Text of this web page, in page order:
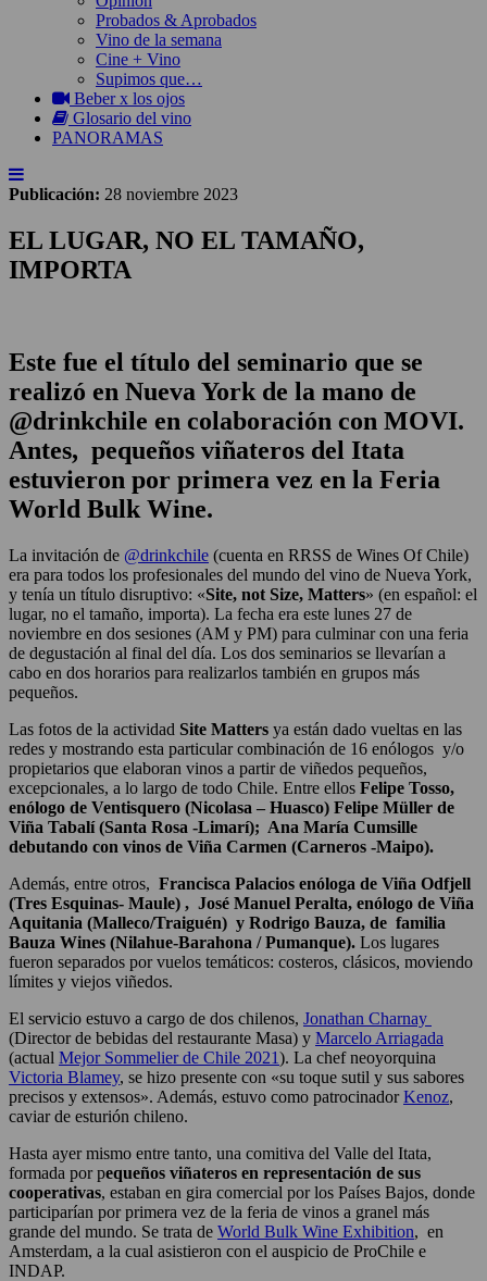
Probados & Aprobados
Vino de la semana
Cine + Vino
Supimos que…
Beber x los ojos
Glosario del vino
PANORAMAS
Publicación: 28 noviembre 2023
EL LUGAR, NO EL TAMAÑO,
IMPORTA
Este fue el título del seminario que se
realizó en Nueva York de la mano de
@drinkchile en colaboración con MOVI.
Antes, pequeños viñateros del Itata
estuvieron por primera vez en la Feria
World Bulk Wine.
La invitación de @drinkchile (cuenta en RRSS de Wines Of Chile)
era para todos los profesionales del mundo del vino de Nueva York,
y tenía un título disruptivo: «Site, not Size, Matters» (en español: el
lugar, no el tamaño, importa). La fecha era este lunes 27 de
noviembre en dos sesiones (AM y PM) para culminar con una feria
de degustación al final del día. Los dos seminarios se llevarían a
cabo en dos horarios para realizarlos también en grupos más
pequeños.
Las fotos de la actividad Site Matters ya están dado vueltas en las
redes y mostrando esta particular combinación de 16 enólogos y/o
propietarios que elaboran vinos a partir de viñedos pequeños,
excepcionales, a lo largo de todo Chile. Entre ellos Felipe Tosso,
enólogo de Ventisquero (Nicolasa – Huasco) Felipe Müller de
Viña Tabalí (Santa Rosa -Limarí); Ana María Cumsille
debutando con vinos de Viña Carmen (Carneros -Maipo).
Además, entre otros, Francisca Palacios enóloga de Viña Odfjell
(Tres Esquinas- Maule) , José Manuel Peralta, enólogo de Viña
Aquitania (Malleco/Traiguén) y Rodrigo Bauza, de familia
Bauza Wines (Nilahue-Barahona / Pumanque). Los lugares
fueron separados por vuelos temáticos: costeros, clásicos, moviendo
límites y viejos viñedos.
El servicio estuvo a cargo de dos chilenos, Jonathan Charnay
(Director de bebidas del restaurante Masa) y Marcelo Arriagada
(actual Mejor Sommelier de Chile 2021). La chef neoyorquina
Victoria Blamey, se hizo presente con «su toque sutil y sus sabores
precisos y extensos». Además, estuvo como patrocinadorKenoz,
caviar de esturión chileno.
Hasta ayer mismo entre tanto, una comitiva del Valle del Itata,
formada por pequeños viñateros en representación de sus
cooperativas, estaban en gira comercial por los Países Bajos, donde
participarían por primera vez de la feria de vinos a granel más
grande del mundo. Se trata de World Bulk Wine Exhibition, en
Amsterdam, a la cual asistieron con el auspicio de ProChile e
INDAP.